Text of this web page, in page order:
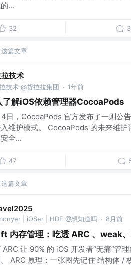
...
32
篇文章
技术
技术 @货拉拉集团 · 1年前
了解iOS依赖管理器CocoaPods
日，CocoaPods 官方发布了一则公
维护模式。 CocoaPods 的未来维护
全...
47
篇文章
| iOSer | HDE @想知道吗 · 8月前
内存管理：吃透 ARC 、weak
ARC 让 90% 的 iOS 开发者“无痛”管
ARC 原理：一张图先记住 结构体 /